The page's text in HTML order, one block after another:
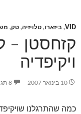
VID
, ביזארו, טלויזיה, טק,
קזחסטן –
ויקיפדיה
10 בינואר 2007 8 תגובות
כמה שהתרגלנו